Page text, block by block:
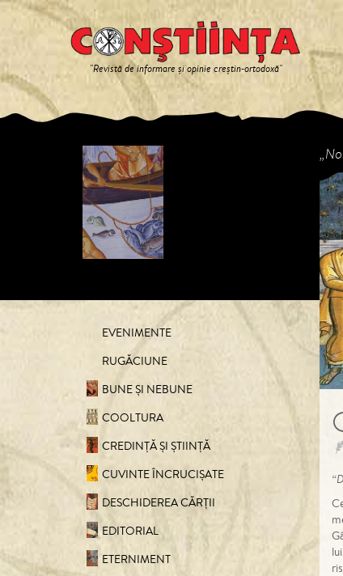
"Revistă de informare și opinie creștin-ortodoxă"
EVENIMENTE
RUGĂCIUNE
BUNE ȘI NEBUNE
COOLTURA
CREDINȚĂ ȘI ȘTIINȚĂ
CUVINTE ÎNCRUCIŞATE
DESCHIDEREA CĂRȚII
EDITORIAL
ETERNIMENT